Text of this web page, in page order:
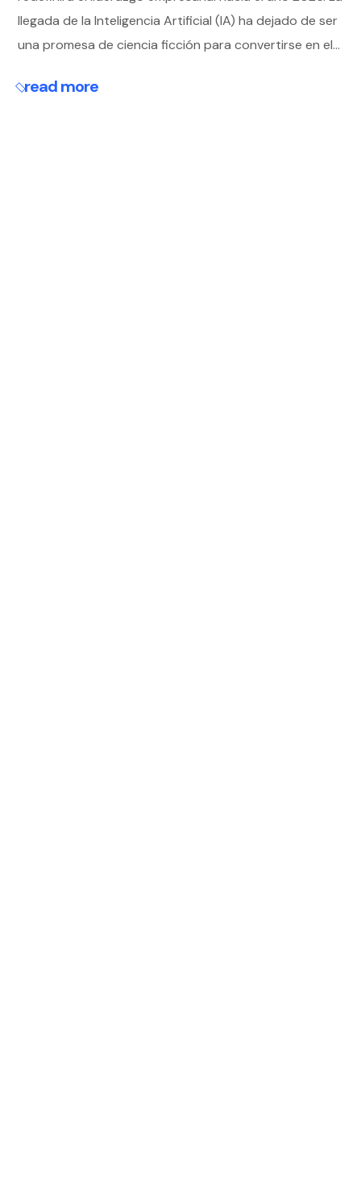
llegada de la Inteligencia Artificial (IA) ha dejado de ser
una promesa de ciencia ficción para convertirse en el...
read more